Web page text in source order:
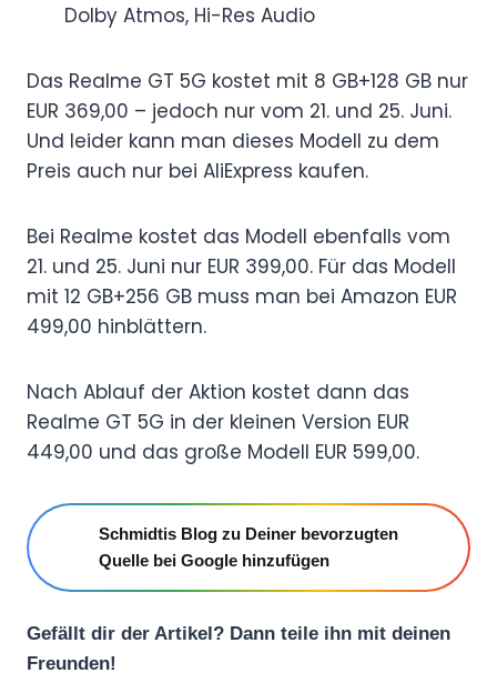
Dolby Atmos, Hi-Res Audio
Das Realme GT 5G kostet mit 8 GB+128 GB nur
EUR 369,00 – jedoch nur vom 21. und 25. Juni.
Und leider kann man dieses Modell zu dem
Preis auch nur bei AliExpress kaufen.
Bei Realme kostet das Modell ebenfalls vom
21. und 25. Juni nur EUR 399,00. Für das Modell
mit 12 GB+256 GB muss man bei Amazon EUR
499,00 hinblättern.
Nach Ablauf der Aktion kostet dann das
Realme GT 5G in der kleinen Version EUR
449,00 und das große Modell EUR 599,00.
Schmidtis Blog zu Deiner bevorzugten
Quelle bei Google hinzufügen
Gefällt dir der Artikel? Dann teile ihn mit deinen
Freunden!